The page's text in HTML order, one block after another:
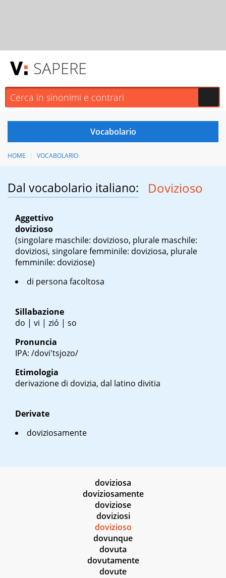
SAPERE
HOME VOCABOLARIO
Dal vocabolario italiano: Dovizioso
Aggettivo
dovizioso
(singolare maschile: dovizioso, plurale maschile:
doviziosi, singolare femminile: doviziosa, plurale
femminile: doviziose)
di persona facoltosa
Sillabazione
do | vi | zió | so
Pronuncia
IPA: /dovi'tsjozo/
Etimologia
derivazione di dovizia, dal latino divitia
Derivate
doviziosamente
doviziosa
doviziosamente
doviziose
doviziosi
dovizioso
dovunque
dovuta
dovutamente
dovute